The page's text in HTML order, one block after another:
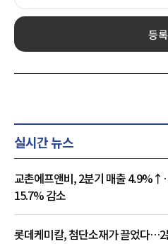
등록
실시간 뉴스
교촌에프앤비, 2분기 매출
15.7% 감소
롯데케미칼, 첨단소재가 끌었다